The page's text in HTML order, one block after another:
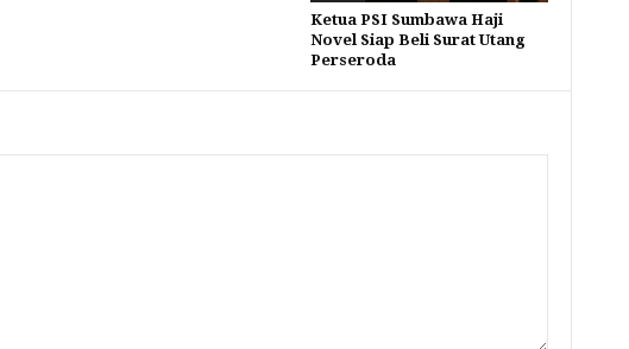
Ketua PSI Sumbawa Haji
Novel Siap Beli Surat Utang
Perseroda